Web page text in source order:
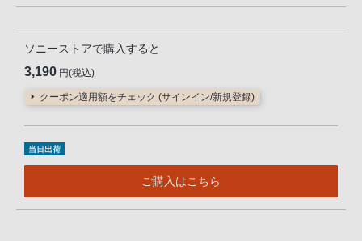
ソニーストアで購入すると
3,190 円(税込)
クーポン適用額をチェック (サインイン/新規登録)
当日出荷
ご購入はこちら